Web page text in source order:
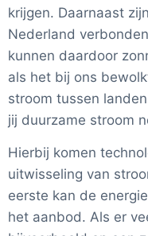
krijgen. Daarnaast
Nederland
kunnen daardoor
als het bij ons
stroom tussen
jij duurzame stroom
Hierbij komen
uitwisseling van
eerste kan de
het aanbod. Als er